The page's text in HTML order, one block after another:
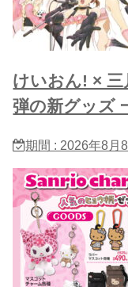
けいおん! ×
弾の新グッズ
期間 : 2026年8月